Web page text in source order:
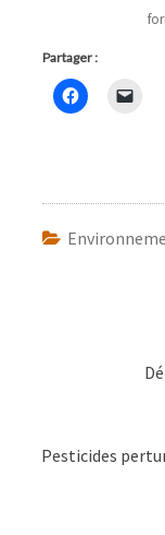
Partager :
Pesticides